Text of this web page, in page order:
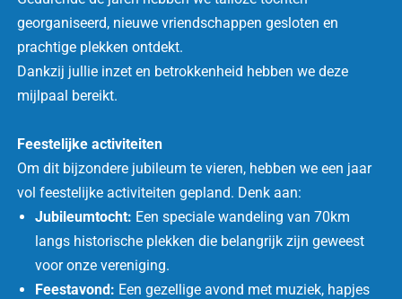
georganiseerd, nieuwe vriendschappen gesloten en
prachtige plekken ontdekt.
Dankzij jullie inzet en betrokkenheid hebben we deze
mijlpaal bereikt.
Feestelijke activiteiten
Om dit bijzondere jubileum te vieren, hebben we een jaar
vol feestelijke activiteiten gepland. Denk aan:
Jubileumtocht: Een speciale wandeling van 70km
langs historische plekken die belangrijk zijn geweest
voor onze vereniging.
Feestavond: Een gezellige avond met muziek, hapjes